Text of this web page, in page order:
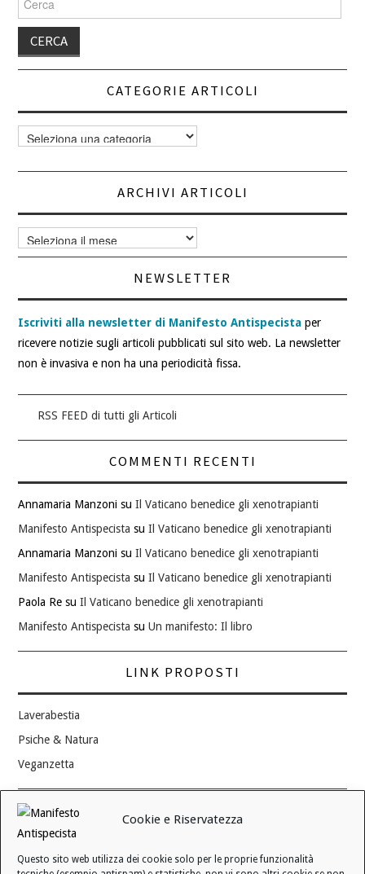
Cookie e Riservatezza
Questo sito web utilizza dei cookie solo per le proprie funzionalità
per:
CATEGORIE ARTICOLI
Categorie
articoli
ARCHIVI ARTICOLI
Archivi
articoli
NEWSLETTER
Iscriviti alla newsletter di Manifesto Antispecista per
ricevere notizie sugli articoli pubblicati sul sito web. La newsletter
non è invasiva e non ha una periodicità fissa.
RSS FEED di tutti gli Articoli
COMMENTI RECENTI
Annamaria Manzoni suIl Vaticano benedice gli xenotrapianti
Manifesto Antispecista suIl Vaticano benedice gli xenotrapianti
Annamaria Manzoni suIl Vaticano benedice gli xenotrapianti
Manifesto Antispecista suIl Vaticano benedice gli xenotrapianti
Paola Re suIl Vaticano benedice gli xenotrapianti
Manifesto Antispecista suUn manifesto: Il libro
LINK PROPOSTI
Laverabestia
Psiche & Natura
Veganzetta
Modifica consenso ai cookie
REVOCA IL TUO CONSENSO
Stato attuale: Negato